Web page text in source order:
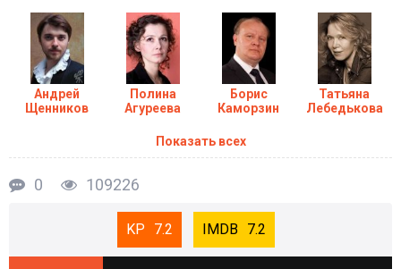
Андрей
Щенников
Полина
Агуреева
Борис
Каморзин
Татьяна
Лебедькова
Показать всех
0 109226
7.2 7.2